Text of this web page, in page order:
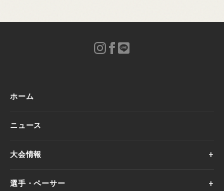
ホーム
ニュース
大会情報
選手・ペーサー